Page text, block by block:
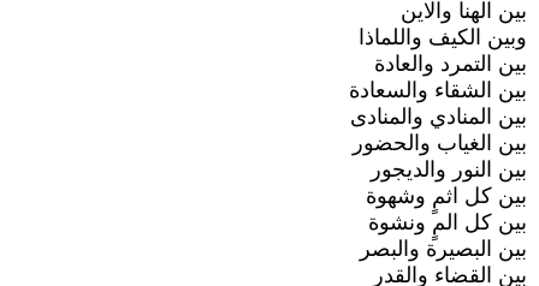
بين الهنا والاين
وبين الكيف واللماذا
بين التمرد والعادة
بين الشقاء والسعادة
بين المنادي والمنادى
بين الغياب والحضور
بين النور والديجور
بين كل اثمٍ وشهوة
بين كل المٍ ونشوة
بين البصيرة والبصر
بين القضاء والقدر